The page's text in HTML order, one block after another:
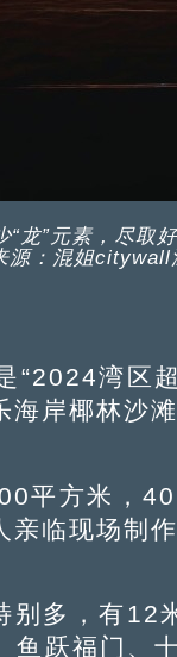
“龙”元素，尽
源：混姐citywall
湾区超
岸椰林沙滩
方米，40
临现场制作
多，有12
鱼跃福门、